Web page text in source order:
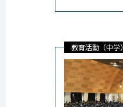
教育活動（中学）